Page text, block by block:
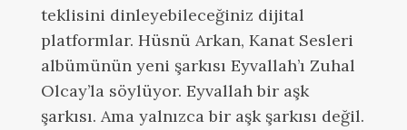
teklisini dinleyebileceğiniz dijital
platformlar. Hüsnü Arkan, Kanat Sesleri
albümünün yeni şarkısı Eyvallah’ı Zuhal
Olcay’la söylüyor. Eyvallah bir aşk
şarkısı. Ama yalnızca bir aşk şarkısı değil.